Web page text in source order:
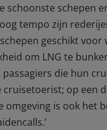
schoonste schepen
tempo zijn
geschikt
om LNG te
die hun
op een
is ook het